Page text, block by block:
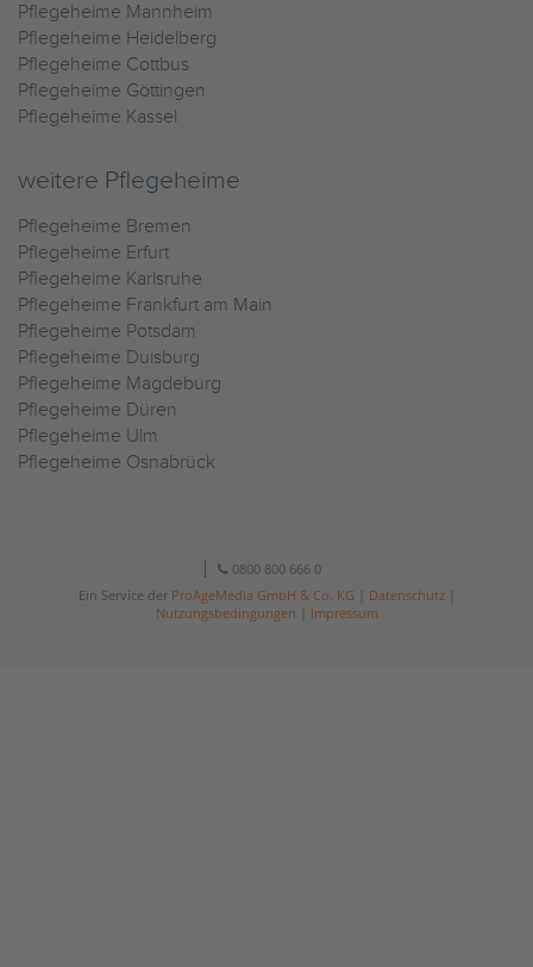
Pflegeheime Mannheim
Pflegeheime Heidelberg
Pflegeheime Cottbus
Pflegeheime Göttingen
Pflegeheime Kassel
weitere Pflegeheime
Pflegeheime Bremen
Pflegeheime Erfurt
Pflegeheime Karlsruhe
Pflegeheime Frankfurt am Main
Pflegeheime Potsdam
Pflegeheime Duisburg
Pflegeheime Magdeburg
Pflegeheime Düren
Pflegeheime Ulm
Pflegeheime Osnabrück
0800 800 666 0
Ein Service der ProAgeMedia GmbH & Co. KG Datenschutz|
Nutzungsbedingungen
Impressum